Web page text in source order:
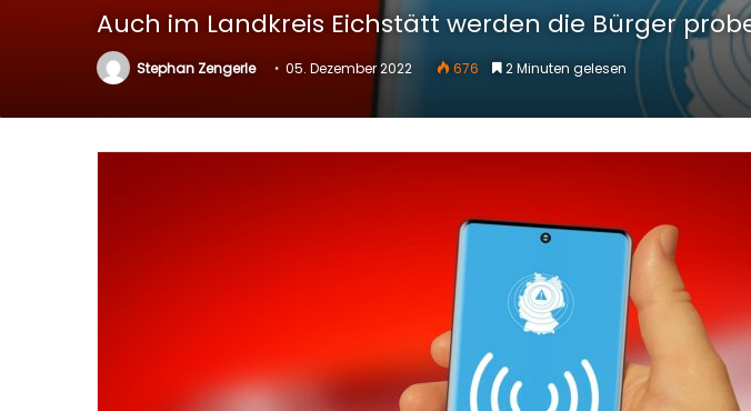
Auch im Landkreis Eichstätt werden die Bürger
Stephan Zengerle 05. Dezember 2022 676 2 Minuten gelesen